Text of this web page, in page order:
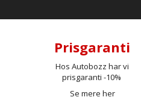
Prisgaranti
Hos Autobozz har vi
prisgaranti -10%
Se mere her